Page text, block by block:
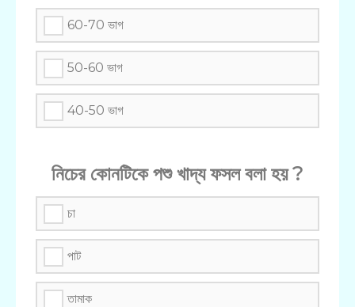
60-70 ভাগ
50-60 ভাগ
40-50 ভাগ
নিচের কোনটিকে পশু খাদ্য ফসল বলা হয় ?
চা
পাট
তামাক